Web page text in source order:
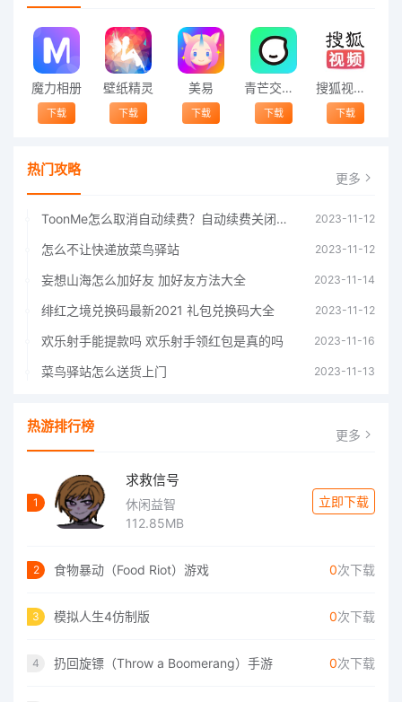
魔力相册
下载
壁纸精灵
下载
美易
下载
青芒交友软件官方版2021 v1.3
下载
搜狐视频app免费送会员下载安装到手机 v8.8.5
下载
热门攻略 更多
ToonMe怎么取消自动续费？自动续费关闭方法 2023-11-12
怎么不让快递放菜鸟驿站 2023-11-12
妄想山海怎么加好友 加好友方法大全 2023-11-14
绯红之境兑换码最新2021 礼包兑换码大全 2023-11-12
欢乐射手能提款吗 欢乐射手领红包是真的吗 2023-11-16
菜鸟驿站怎么送货上门 2023-11-13
热游排行榜 更多
1
求救信号
休闲益智
112.85MB
立即下载
2 食物暴动（Food Riot）游戏 0次下载
3 模拟人生4仿制版 0次下载
4 扔回旋镖（Throw a Boomerang）手游 0次下载